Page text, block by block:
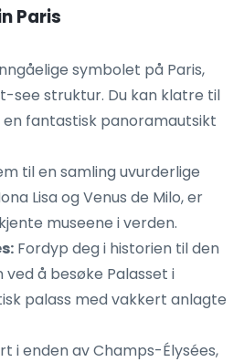
Paris
symbolet på Paris,
see struktur. Du kan klatre til
fantastisk panoramautsikt
til en samling uvurderlige
Lisa og Venus de Milo, er
museene i verden.
Fordyp deg i historien til den
å besøke Palasset i
palass med vakkert anlagte
i enden av Champs-Élysées,